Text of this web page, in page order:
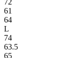
61
64
L
74
63.5
65